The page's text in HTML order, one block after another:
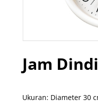
Jam
Ukuran: Diameter 30